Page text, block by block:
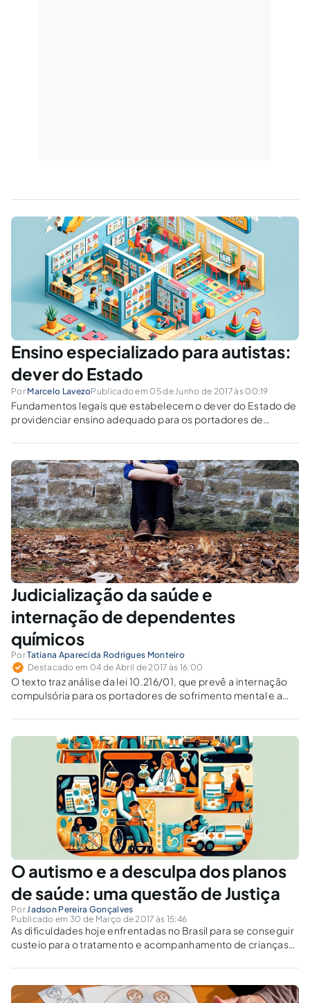
Ensino especializado para autistas:
dever do Estado
Por Marcelo LavezoPublicado em 05 de Junho de 2017 às 00:19
Fundamentos legais que estabelecem o dever do Estado de
providenciar ensino adequado para os portadores de
Judicialização da saúde e
internação de dependentes
químicos
PorTatiana Aparecida Rodrigues Monteiro
Destacado em 04 de Abril de 2017 às 16:00
O texto traz análise da lei 10.216/01, que prevê a internação
compulsória para os portadores de sofrimento mental e a
de tratamento para os dependentes químicos.
O autismo e a desculpa dos planos
de saúde: uma questão de Justiça
Por Jadson Pereira Gonçalves
Publicado em 30 de Março de 2017 às 15:46
As dificuldades hoje enfrentadas no Brasil para se conseguir
custeio para o tratamento e acompanhamento de crianças
como a Justiça pode compelir as operadoras de Planos de
Saúde e o Poder Público a disponibilizarem o adequado
tratamento para crianças e jovens com o Transtorno do